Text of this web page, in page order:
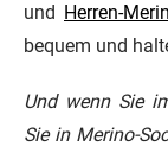
und Herren-
bequem und
Und wenn Sie
Sie in Merino-